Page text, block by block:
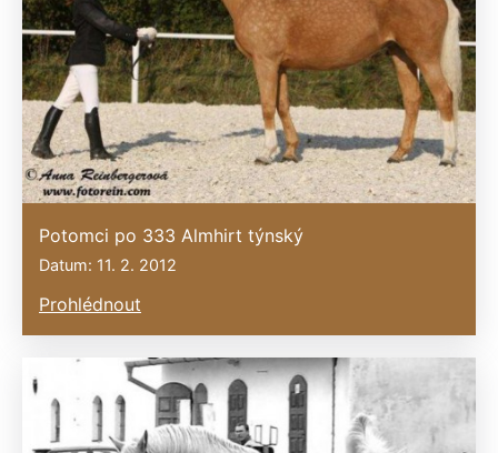
Potomci po 333 Almhirt týnský
Datum: 11. 2. 2012
Prohlédnout